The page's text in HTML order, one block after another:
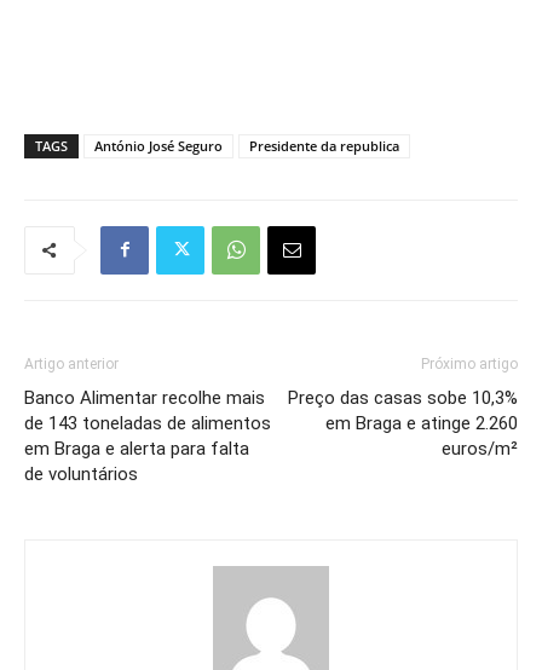
TAGS António José Seguro Presidente da republica
Artigo anterior
Banco Alimentar recolhe mais
de 143 toneladas de alimentos
em Braga e alerta para falta
de voluntários
Próximo artigo
Preço das casas sobe 10,3%
em Braga e atinge 2.260
euros/m²